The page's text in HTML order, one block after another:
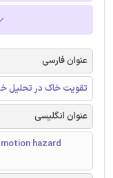
عنوان فارسی
تقویت خاک در تحلیل
عنوان انگلیسی
hazard